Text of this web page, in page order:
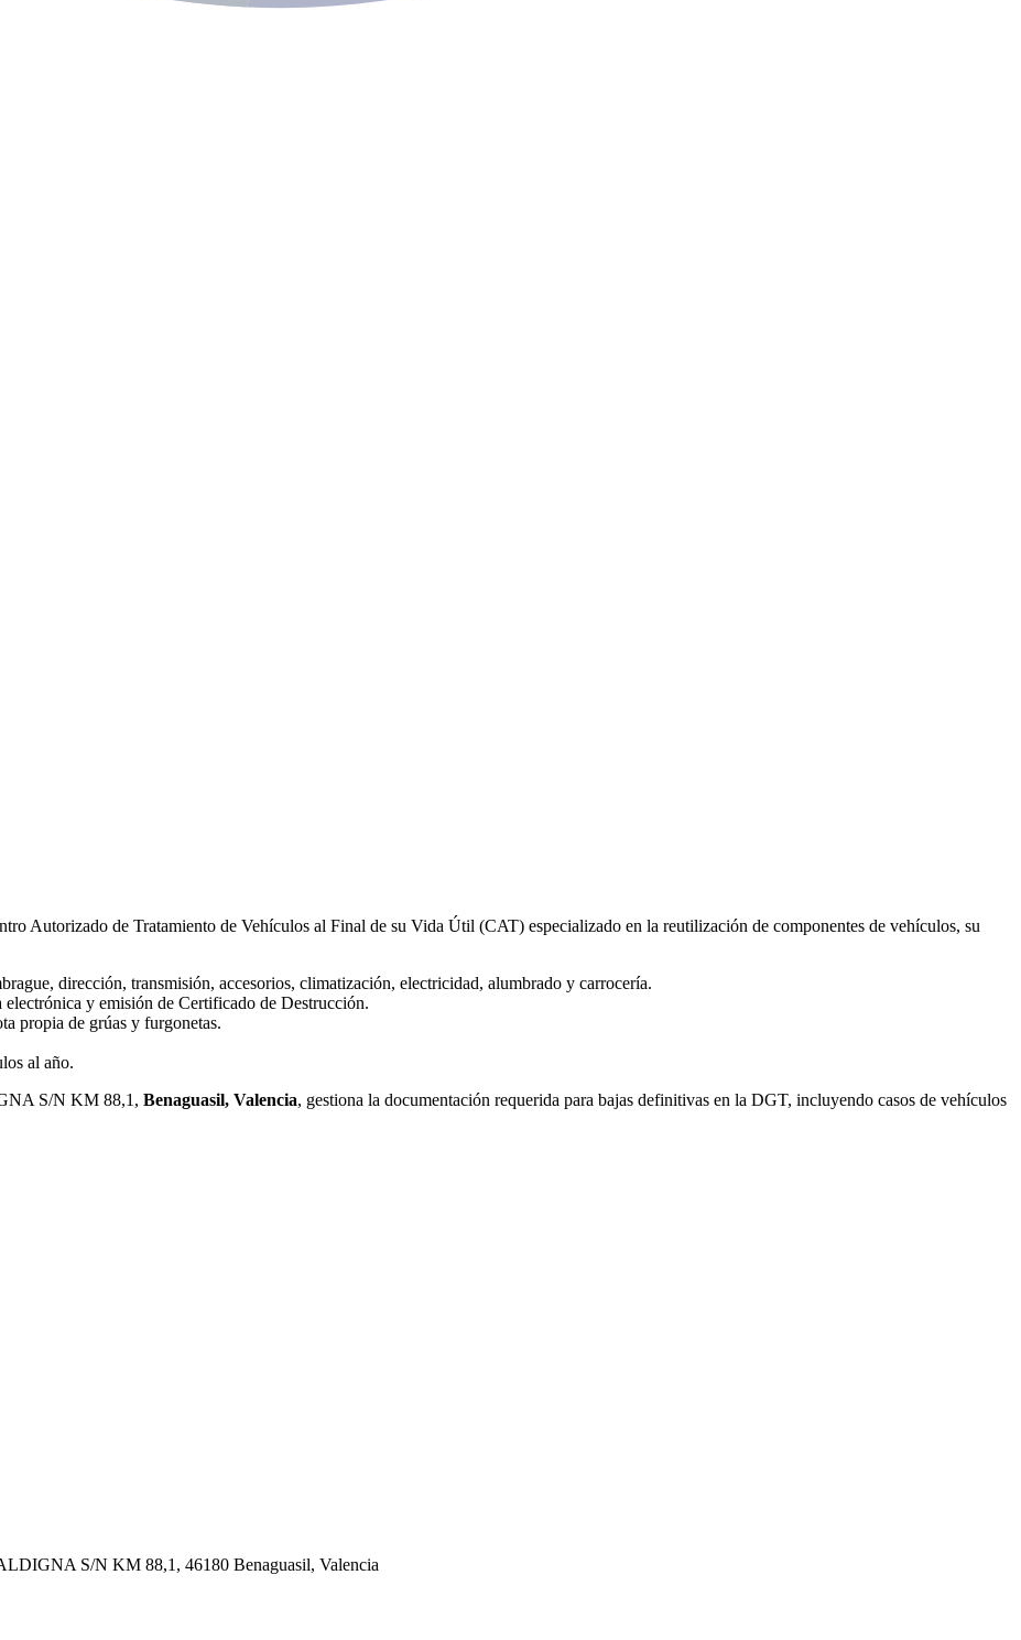
Autorizado de Tratamiento de Vehículos al Final de su Vida Útil (CAT) especializado en la reutilización de componentes de vehículos, su
dirección, transmisión, accesorios, climatización, electricidad, alumbrado y carrocería.
y emisión de Certificado de Destrucción.
propia de grúas y furgonetas.
al año.
S/N KM 88,1, Benaguasil, Valencia, gestiona la documentación requerida para bajas definitivas en la DGT, incluyendo casos de vehículos
S/N KM 88,1, 46180 Benaguasil, Valencia